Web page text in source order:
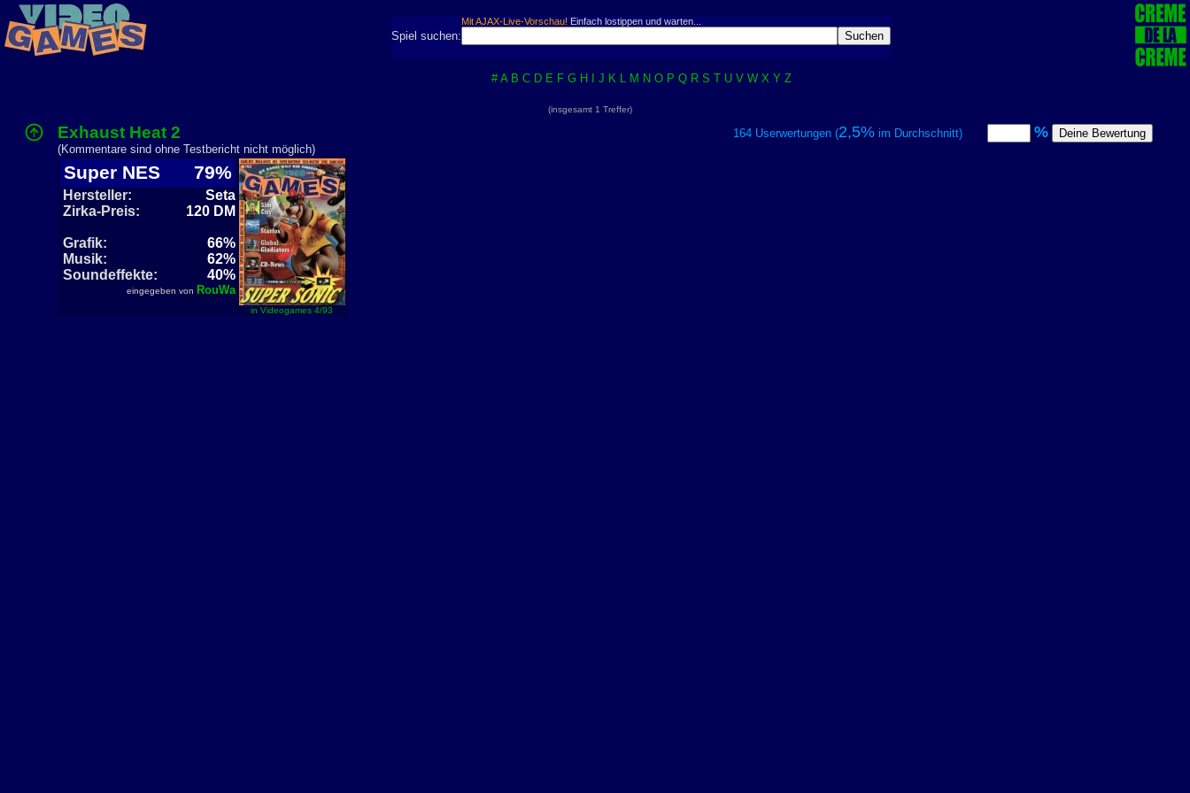
Mit AJAX-Live-Vorschau! Einfach lostippen und warten...
Spiel suchen:
# A B C D E F G H J K L M N O P Q R S T U V W X Y Z
(insgesamt 1 Treffer)
Exhaust Heat 2 164 Userwertungen (2,5%im Durchschnitt) %
(Kommentare sind ohne Testbericht nicht möglich)
Super NES 79%
Hersteller:
Seta
Zirka-Preis:
120 DM
Grafik:
66%
Musik:
62%
Soundeffekte:
40%
eingegeben von RouWa
in Videogames 4/93